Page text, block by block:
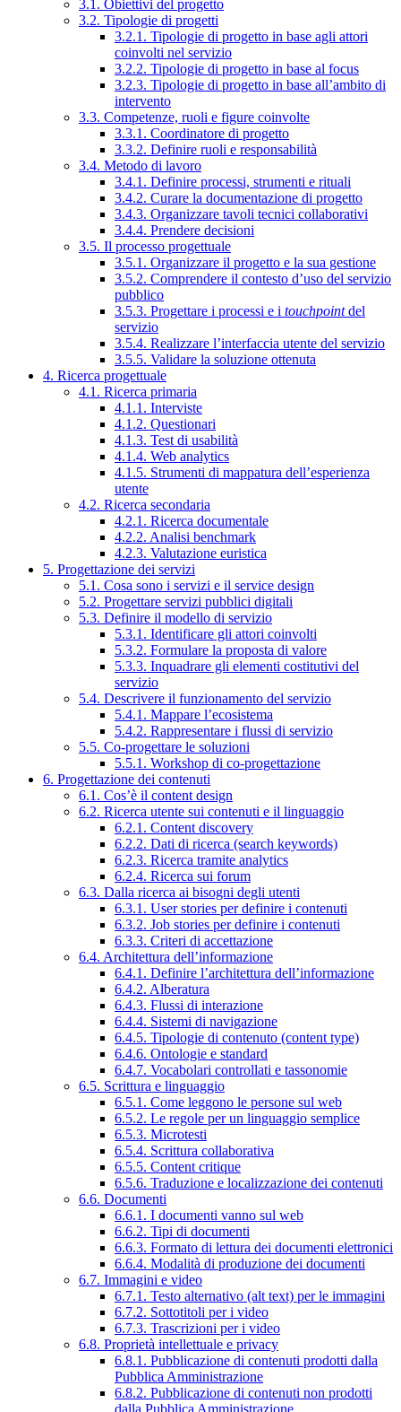
3.1. Obiettivi del progetto
3.2. Tipologie di progetti
3.2.1. Tipologie di progetto in base agli attori
coinvolti nel servizio
3.2.2. Tipologie di progetto in base al focus
3.2.3. Tipologie di progetto in base all’ambito di
intervento
3.3. Competenze, ruoli e figure coinvolte
3.3.1. Coordinatore di progetto
3.3.2. Definire ruoli e responsabilità
3.4. Metodo di lavoro
3.4.1. Definire processi, strumenti e rituali
3.4.2. Curare la documentazione di progetto
3.4.3. Organizzare tavoli tecnici collaborativi
3.4.4. Prendere decisioni
3.5. Il processo progettuale
3.5.1. Organizzare il progetto e la sua gestione
3.5.2. Comprendere il contesto d’uso del servizio
pubblico
3.5.3. Progettare i processi e i touchpointdel
servizio
3.5.4. Realizzare l’interfaccia utente del servizio
3.5.5. Validare la soluzione ottenuta
4. Ricerca progettuale
4.1. Ricerca primaria
4.1.1. Interviste
4.1.2. Questionari
4.1.3. Test di usabilità
4.1.4. Web analytics
4.1.5. Strumenti di mappatura dell’esperienza
utente
4.2. Ricerca secondaria
4.2.1. Ricerca documentale
4.2.2. Analisi benchmark
4.2.3. Valutazione euristica
5. Progettazione dei servizi
5.1. Cosa sono i servizi e il service design
5.2. Progettare servizi pubblici digitali
5.3. Definire il modello di servizio
5.3.1. Identificare gli attori coinvolti
5.3.2. Formulare la proposta di valore
5.3.3. Inquadrare gli elementi costitutivi del
servizio
5.4. Descrivere il funzionamento del servizio
5.4.1. Mappare l’ecosistema
5.4.2. Rappresentare i flussi di servizio
5.5. Co-progettare le soluzioni
5.5.1. Workshop di co-progettazione
6. Progettazione dei contenuti
6.1. Cos’è il content design
6.2. Ricerca utente sui contenuti e il linguaggio
6.2.1. Content discovery
6.2.2. Dati di ricerca (search keywords)
6.2.3. Ricerca tramite analytics
6.2.4. Ricerca sui forum
6.3. Dalla ricerca ai bisogni degli utenti
6.3.1. User stories per definire i contenuti
6.3.2. Job stories per definire i contenuti
6.3.3. Criteri di accettazione
6.4. Architettura dell’informazione
6.4.1. Definire l’architettura dell’informazione
6.4.2. Alberatura
6.4.3. Flussi di interazione
6.4.4. Sistemi di navigazione
6.4.5. Tipologie di contenuto (content type)
6.4.6. Ontologie e standard
6.4.7. Vocabolari controllati e tassonomie
6.5. Scrittura e linguaggio
6.5.1. Come leggono le persone sul web
6.5.2. Le regole per un linguaggio semplice
6.5.3. Microtesti
6.5.4. Scrittura collaborativa
6.5.5. Content critique
6.5.6. Traduzione e localizzazione dei contenuti
6.6. Documenti
6.6.1. I documenti vanno sul web
6.6.2. Tipi di documenti
6.6.3. Formato di lettura dei documenti elettronici
6.6.4. Modalità di produzione dei documenti
6.7. Immagini e video
6.7.1. Testo alternativo (alt text) per le immagini
6.7.2. Sottotitoli per i video
6.7.3. Trascrizioni per i video
6.8. Proprietà intellettuale e privacy
6.8.1. Pubblicazione di contenuti prodotti dalla
Pubblica Amministrazione
6.8.2. Pubblicazione di contenuti non prodotti
dalla Pubblica Amministrazione